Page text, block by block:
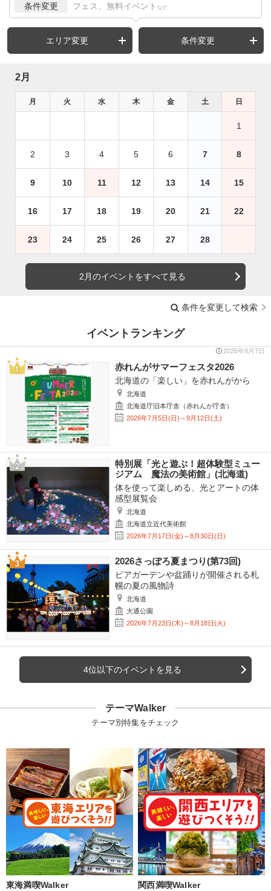
条件変更 フェス、無料イベント など
エリア変更 条件変更
2月
月 火 水 木 金 土 日
1
2 3 4 5 6 7 8
9 10 11 12 13 14 15
16 17 18 19 20 21 22
23 24 25 26 27 28
2月のイベントをすべて見る
条件を変更して検索
イベントランキング
2026年8月7日
赤れんがサマーフェスタ2026
北海道の「楽しい」を赤れんがから
北海道
北海道庁旧本庁舎（赤れんが庁舎）
2026年7月5日(日)～9月12日(土)
特別展「光と遊ぶ！超体験型ミュー
ジアム 魔法の美術館」(北海道)
体を使って楽しめる、光とアートの体
感型展覧会
北海道
北海道立近代美術館
2026年7月17日(金)～8月30日(日)
2026さっぽろ夏まつり(第73回)
ビアガーデンや盆踊りが開催される札
幌の夏の風物詩
北海道
大通公園
2026年7月23日(木)～8月18日(火)
4位以下のイベントを見る
テーマWalker
テーマ別特集をチェック
東海満喫Walker 関西満喫Walker